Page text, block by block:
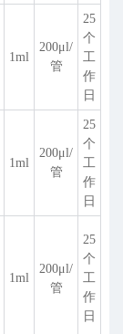
1ml
200μl/
管
25
个
工
作
日
1ml
200μl/
管
25
个
工
作
日
1ml
200μl/
管
25
个
工
作
日